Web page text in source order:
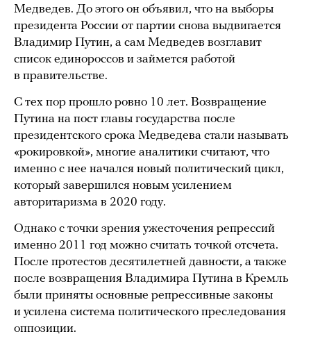
Медведев. До этого он объявил, что на выборы
президента России от партии снова выдвигается
Владимир Путин, а сам Медведев возглавит
список единороссов и займется работой
в правительстве.
С тех пор прошло ровно 10 лет. Возвращение
Путина на пост главы государства после
президентского срока Медведева стали называть
«рокировкой», многие аналитики считают, что
именно с нее начался новый политический цикл,
который завершился новым усилением
авторитаризма в 2020 году.
Однако с точки зрения ужесточения репрессий
именно 2011 год можно считать точкой отсчета.
После протестов десятилетней давности, а также
после возвращения Владимира Путина в Кремль
были приняты основные репрессивные законы
и усилена система политического преследования
оппозиции.